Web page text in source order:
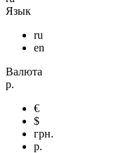
Язык
ru
en
Валюта
р.
€
$
грн.
р.